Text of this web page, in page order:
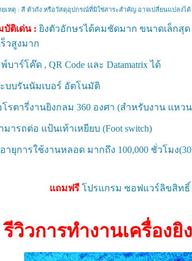
เหตุ : สี ตัวถัง หรือวัสดุอุปกรณ์ที่มิใช่สาระสำคัญ อาจเปลี่ยนแปลงได้
ติเด่น : ยิงตัวอักษรได้คมชัดมาก ขนาดเล็กสุด
วสูงมาก
บาร์โค๊ด , QR Code และ Datamatrix ได้
บบรันนัมเบอร์ อัตโนมัติ
รตารี่งานยิงกลม 360 องศา (สำหรับงาน แหว
มารถต่อ แป้นเท้าเหยียบ (Foot switch)
ยุการใช้งานหลอด มากถึง 100,000 ชั่วโมง
แถมฟรี โปรแกรม ซอฟแวร์ลิขสิท
รีวิวการทำงานเครื่องยิ